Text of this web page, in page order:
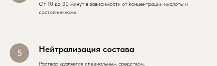
От 10 до 30 минут в зависимости от концентрации кислоты и
состояния кожи.
Нейтрализация состава
Раствор удаляется специальным средством.